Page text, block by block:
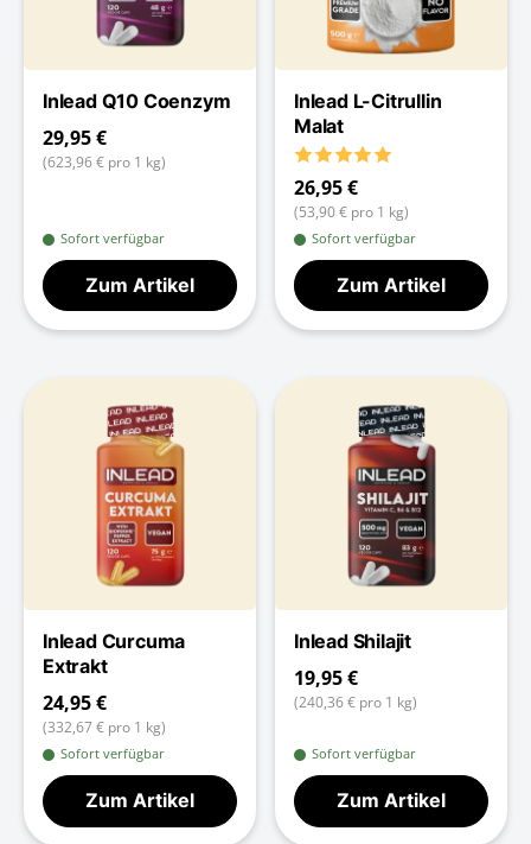
Inlead Q10 Coenzym
29,95 €
(623,96 € pro 1 kg)
Sofort verfügbar
Zum Artikel
Inlead L-Citrullin
Malat
26,95 €
(53,90 € pro 1 kg)
Sofort verfügbar
Zum Artikel
Inlead Curcuma
Extrakt
24,95 €
(332,67 € pro 1 kg)
Sofort verfügbar
Zum Artikel
Inlead Shilajit
19,95 €
(240,36 € pro 1 kg)
Sofort verfügbar
Zum Artikel